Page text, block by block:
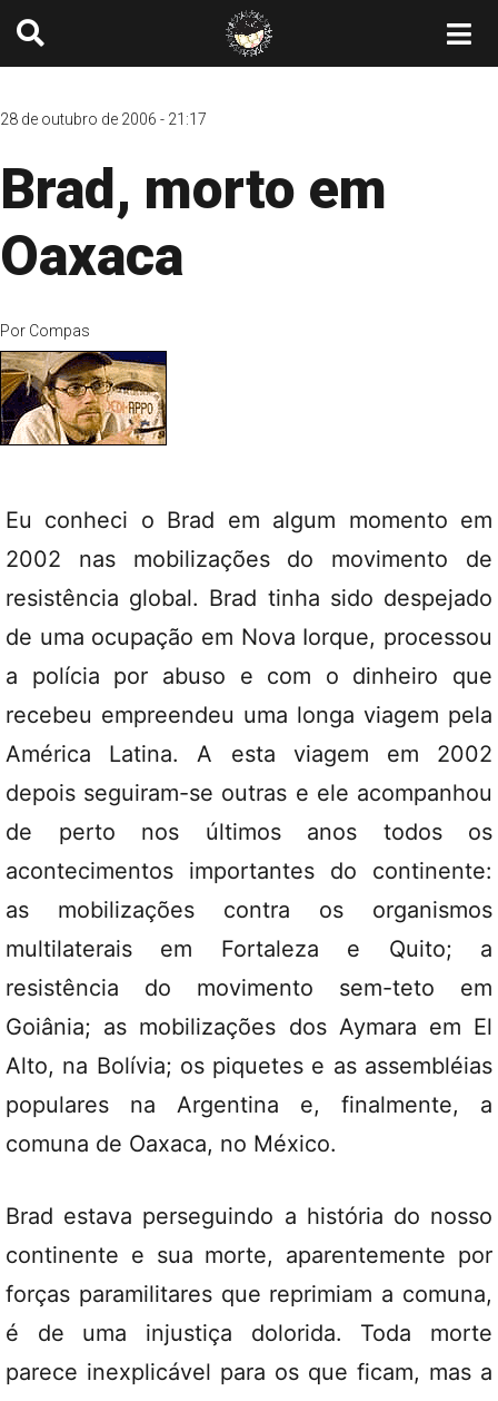
28 de outubro de 2006 - 21:17
Brad, morto em
Oaxaca
Por Compas
Eu conheci o Brad em algum momento em
2002 nas mobilizações do movimento de
resistência global. Brad tinha sido despejado
de uma ocupação em Nova Iorque, processou
a polícia por abuso e com o dinheiro que
recebeu empreendeu uma longa viagem pela
América Latina. A esta viagem em 2002
depois seguiram-se outras e ele acompanhou
de perto nos últimos anos todos os
acontecimentos importantes do continente:
as mobilizações contra os organismos
multilaterais em Fortaleza e Quito; a
resistência do movimento sem-teto em
Goiânia; as mobilizações dos Aymara em El
Alto, na Bolívia; os piquetes e as assembléias
populares na Argentina e, finalmente, a
comuna de Oaxaca, no México.
Brad estava perseguindo a história do nosso
continente e sua morte, aparentemente por
forças paramilitares que reprimiam a comuna,
é de uma injustiça dolorida. Toda morte
parece inexplicável para os que ficam, mas a